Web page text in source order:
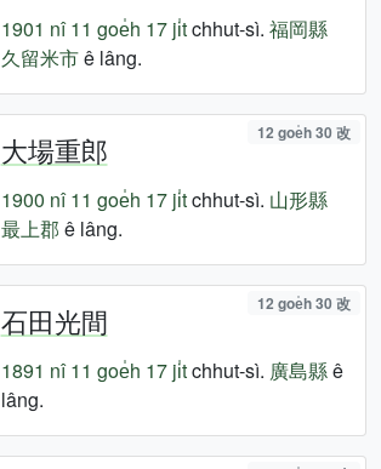
1901 nî 11 goe̍h 17 ji̍tchhut-sì. 福岡縣
久留米市ê lâng.
大場重郎 12 goe̍h 30 改
1900 nî 11 goe̍h 17 ji̍tchhut-sì. 山形縣
最上郡 ê lâng.
石田光間 12 goe̍h 30 改
1891 nî 11 goe̍h 17 ji̍tchhut-sì. 廣島縣ê
lâng.